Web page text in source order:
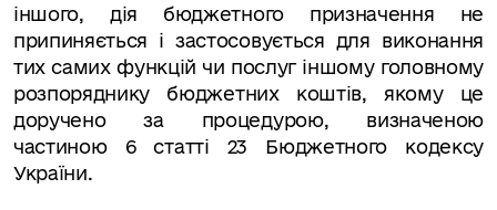
іншого, дія бюджетного призначення не
припиняється і застосовується для виконання
тих самих функцій чи послуг іншому головному
розпоряднику бюджетних коштів, якому це
доручено за процедурою, визначеною
частиною 6 статті 23 Бюджетного кодексу
України.